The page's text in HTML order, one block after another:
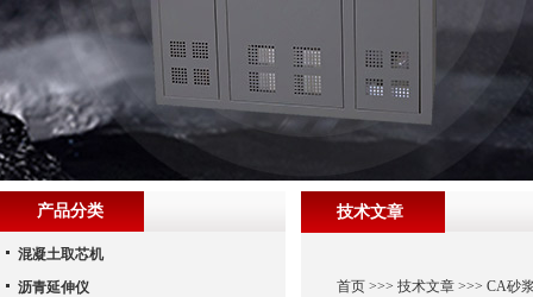
技术文章
首页>>> 技术文章>>> CA砂
产品分类
混凝土取芯机
沥青延伸仪